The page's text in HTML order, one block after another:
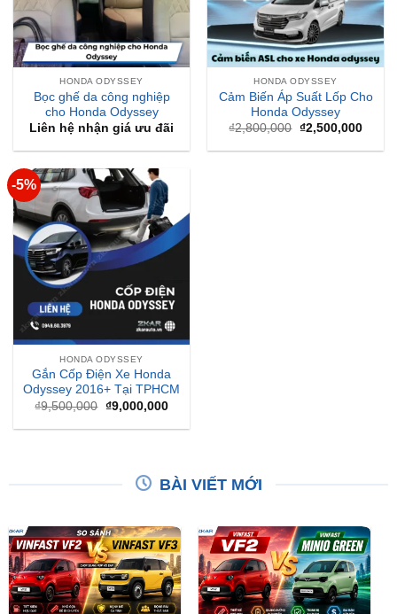
HONDA ODYSSEY
Bọc ghế da công nghiệp
cho Honda Odyssey
Liên hệ nhận giá ưu đãi
HONDA ODYSSEY
Cảm Biến Áp Suất Lốp Cho
Honda Odyssey
₫2,800,000 Giá
là:
₫2,500,000Giá
tại
-5%
HONDA ODYSSEY
Gắn Cốp Điện Xe Honda
Odyssey 2016+ Tại TPHCM
₫9,500,000 Giá
là:
₫9,000,000Giá
tại
BÀI VIẾT MỚI